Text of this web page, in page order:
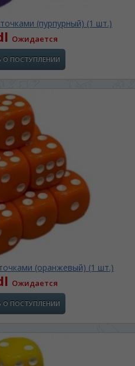
(пурпурный) (1 шт.)
Ожидается
ПОСТУПЛЕНИИ
(оранжевый) (1 шт.)
Ожидается
ПОСТУПЛЕНИИ